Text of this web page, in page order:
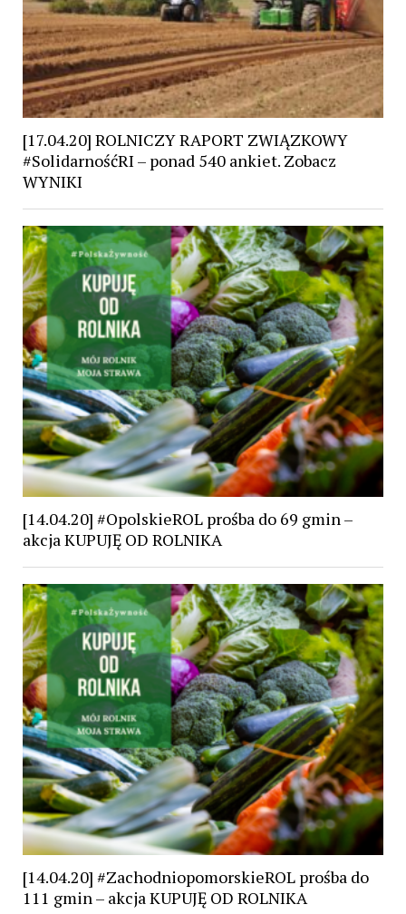
[17.04.20] ROLNICZY RAPORT ZWIĄZKOWY
#SolidarnośćRI – ponad 540 ankiet. Zobacz
WYNIKI
[14.04.20] #OpolskieROL prośba do 69 gmin –
akcja KUPUJĘ OD ROLNIKA
[14.04.20] #ZachodniopomorskieROL prośba do
111 gmin – akcja KUPUJĘ OD ROLNIKA